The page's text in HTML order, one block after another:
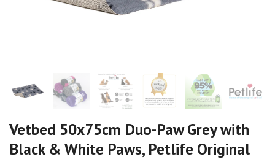
Vetbed 50x75cm Duo-Paw Grey with
Black & White Paws, Petlife Original